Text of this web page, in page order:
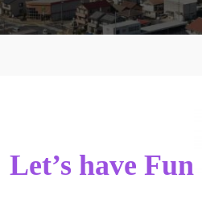
Let’s have Fun